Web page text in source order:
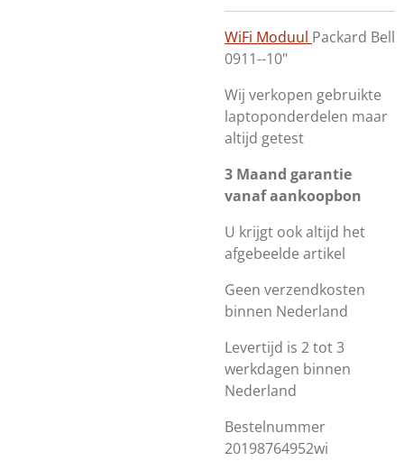
WiFi Moduul Packard Bell
0911--10"
Wij verkopen gebruikte
laptoponderdelen maar
altijd getest
3 Maand garantie
vanaf aankoopbon
U krijgt ook altijd het
afgebeelde artikel
Geen verzendkosten
binnen Nederland
Levertijd is 2 tot 3
werkdagen binnen
Nederland
Bestelnummer
20198764952wi